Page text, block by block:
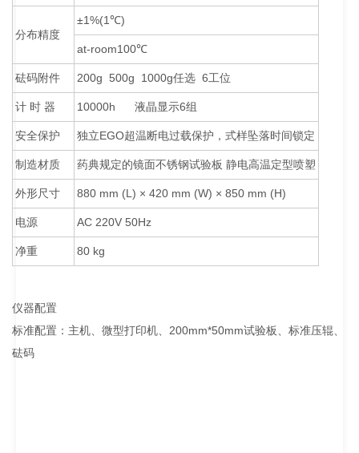
分布精度
±1%(1℃)
at-room100℃
砝码附件 200g 500g 1000g任选 6工位
计 时 器 10000h 液晶显示6组
安全保护 独立EGO超温断电过载保护，式样坠落时间锁定
制造材质 药典规定的镜面不锈钢试验板 静电高温定型喷塑
外形尺寸 880 mm (L) × 420 mm (W) × 850 mm (H)
电源 AC 220V 50Hz
净重 80 kg
仪器配置
标准配置：主机、微型打印机、200mm*50mm试验板、标准压辊、
砝码